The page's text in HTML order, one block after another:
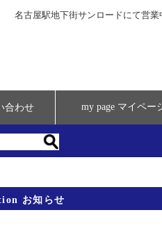
名古屋駅地下街サンロードにて営
合わせ my page マイペー
お知らせ